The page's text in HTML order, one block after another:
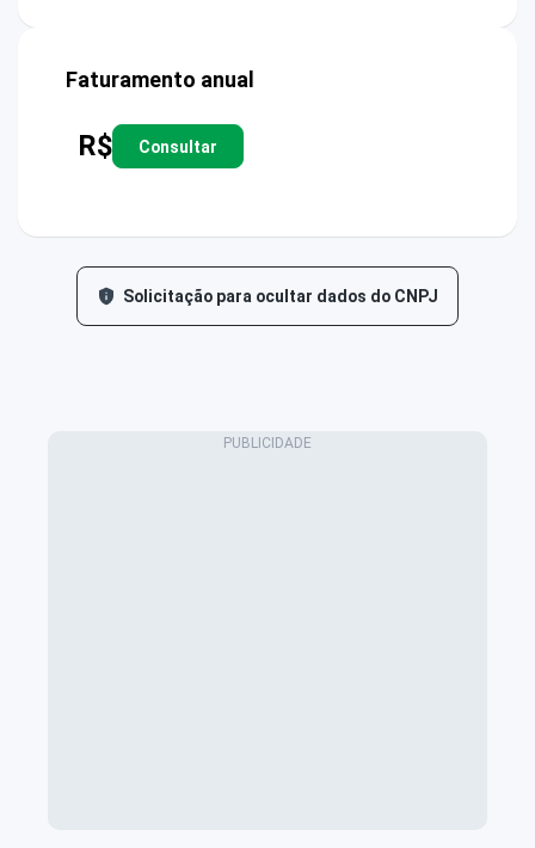
Faturamento anual
R$ Consultar
Solicitação para ocultar dados do CNPJ